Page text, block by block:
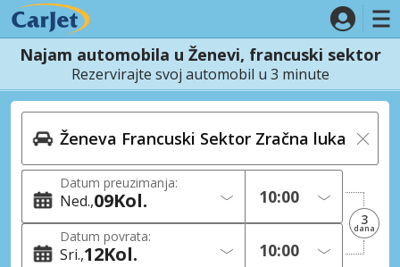
Najam automobila u Ženevi, francuski sektor
Rezervirajte svoj automobil u 3 minute
Datum preuzimanja:
Ned. 09Kol.
Datum povrata:
Sri. 12Kol.
3
dana